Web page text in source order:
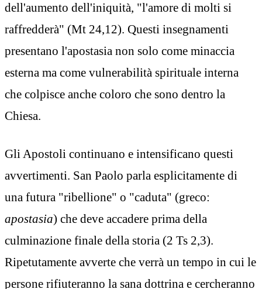
dell'aumento dell'iniquità, "l'amore di molti si
raffredderà" (Mt 24,12). Questi insegnamenti
presentano l'apostasia non solo come minaccia
esterna ma come vulnerabilità spirituale interna
che colpisce anche coloro che sono dentro la
Chiesa.
Gli Apostoli continuano e intensificano questi
avvertimenti. San Paolo parla esplicitamente di
una futura "ribellione" o "caduta" (greco:
apostasia) che deve accadere prima della
culminazione finale della storia (2 Ts 2,3).
Ripetutamente avverte che verrà un tempo in cui le
persone rifiuteranno la sana dottrina e cercheranno